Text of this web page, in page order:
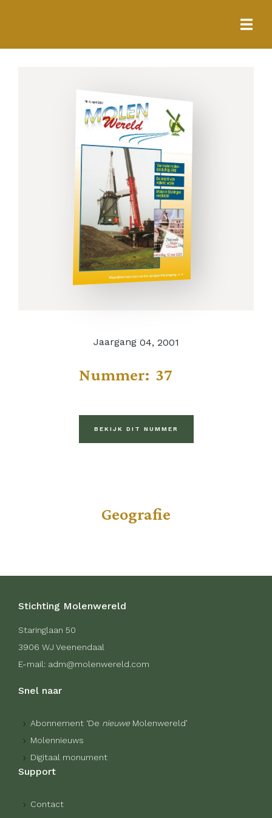
Jaargang 04, 2001
Nummer: 37
BEKIJK DIT NUMMER
Geografie
Stichting Molenwereld
Staringlaan 50
3906 WJ Veenendaal
E-mail: adm@molenwereld.com
Snel naar
Abonnement ‘De nieuwe Molenwereld’
Molennieuws
Digitaal monument
Support
Contact